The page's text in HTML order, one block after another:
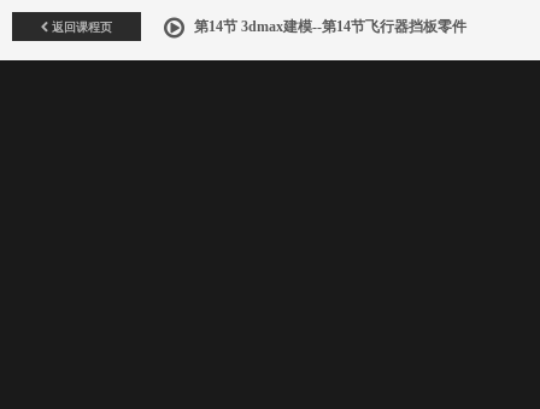
返回课程页 第14节 3dmax建模--第14节飞行器挡板零件